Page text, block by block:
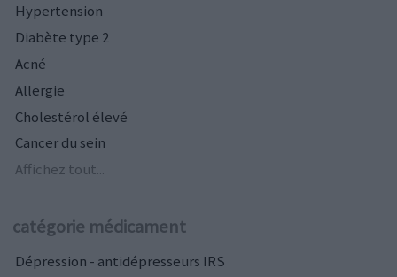
Hypertension
Diabète type 2
Acné
Allergie
Cholestérol élevé
Cancer du sein
Affichez tout...
catégorie médicament
Dépression - antidépresseurs IRS